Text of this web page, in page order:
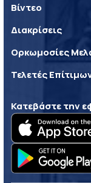
Βίντεο
Διακρίσεις
Ορκωμοσίες
Τελετές
Κατεβάστε την